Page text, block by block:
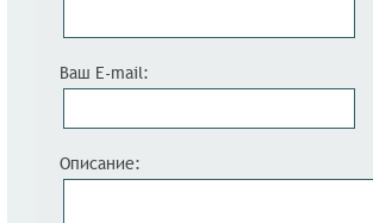
Ваш E-mail:
Описание: